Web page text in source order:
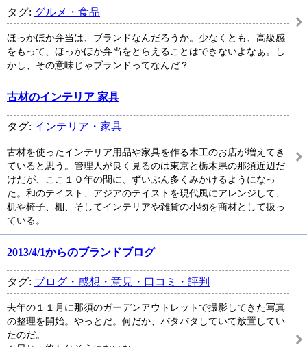
タグ: グルメ・食品
ほっかほか弁当は、ブランドなんだろうか。少なくとも、高級感
をもって、ほっかほか弁当をとらえることはできないよなぁ。し
かし、その意味じゃブランドってなんだ？
古材のインテリア 家具
タグ: インテリア・家具
古材を使ったインテリア用品や家具を作る木工のお店が増えてき
ていると思う。管理人が良く見るのは東京と栃木県の那須近辺だ
けだが、ここ１０年の間に、ずいぶん多くみかけるようになっ
た。和のテイスト、アジアのテイストを現代風にアレンジして、
机や椅子、棚、そしてインテリアや雑貨の小物を商材として扱っ
ている。
2013/4/1からのブランドブログ
タグ: ブログ・感想・意見・口コミ・評判
去年の１１月に那須のガーデンアウトレットで撮影してきた写真
の整理を開始。やっとだ。何だか、バタバタしていて放置してい
たのだ。